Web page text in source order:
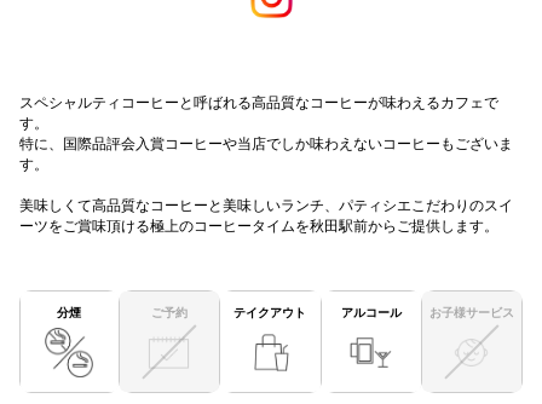
スペシャルティコーヒーと呼ばれる高品質なコーヒーが味わえるカフェで
す。
特に、国際品評会入賞コーヒーや当店でしか味わえないコーヒーもございま
す。
美味しくて高品質なコーヒーと美味しいランチ、パティシエこだわりのスイ
ーツをご賞味頂ける極上のコーヒータイムを秋田駅前からご提供します。
分煙 ご予約 テイクアウト アルコール お子様サービス
三宮オ
キャナルシ
那覇オ
横浜ビ